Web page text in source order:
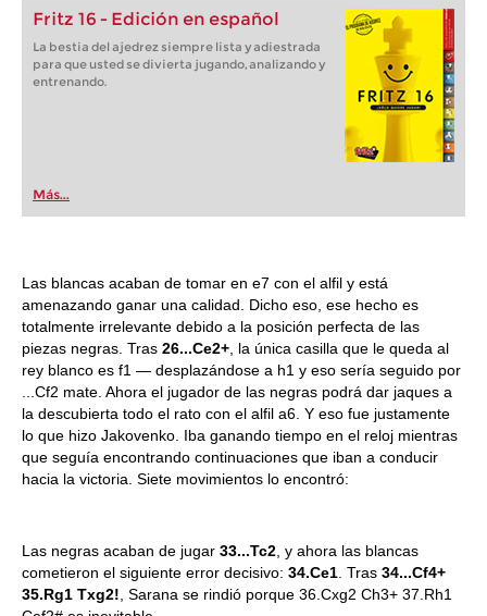
Fritz 16 - Edición en español
La bestia del ajedrez siempre lista y adiestrada
para que usted se divierta jugando, analizando y
entrenando.
Más...
Las blancas acaban de tomar en e7 con el alfil y está
amenazando ganar una calidad. Dicho eso, ese hecho es
totalmente irrelevante debido a la posición perfecta de las
piezas negras. Tras 26...Ce2+ , la única casilla que le queda al
rey blanco es f1 — desplazándose a h1 y eso sería seguido por
...Cf2 mate. Ahora el jugador de las negras podrá dar jaques a
la descubierta todo el rato con el alfil a6. Y eso fue justamente
lo que hizo Jakovenko. Iba ganando tiempo en el reloj mientras
que seguía encontrando continuaciones que iban a conducir
hacia la victoria. Siete movimientos lo encontró:
Las negras acaban de jugar 33...Tc2 , y ahora las blancas
cometieron el siguiente error decisivo: 34.Ce1 . Tras 34...Cf4+
35.Rg1 Txg2! , Sarana se rindió porque 36.Cxg2 Ch3+ 37.Rh1